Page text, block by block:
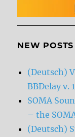
NEW POSTS
(Deutsch)
BBDelay v.
SOMA
– the
(Deutsch)